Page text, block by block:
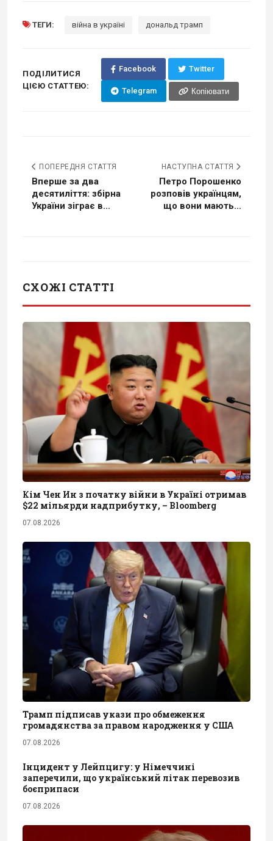
ТЕГИ: війна в україні дональд трамп
ПОДІЛИТИСЯ
ЦІЄЮ СТАТТЕЮ:
Facebook Twitter
Telegram Копіювати
ПОПЕРЕДНЯ СТАТТЯ
Вперше за два
десятиліття: збірна
України зіграє в...
НАСТУПНА СТАТТЯ
Петро Порошенко
розповів українцям,
що вони мають...
СХОЖІ СТАТТІ
Кім Чен Ин з початку війни в Україні отримав
$22 мільярди надприбутку, – Bloomberg
07.08.2026
Трамп підписав укази про обмеження
громадянства за правом народження у США
07.08.2026
Інцидент у Лейпцигу: у Німеччині
заперечили, що український літак перевозив
боєприпаси
07.08.2026